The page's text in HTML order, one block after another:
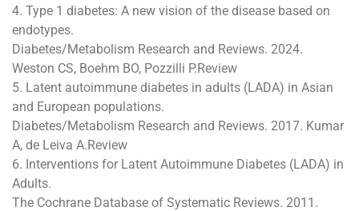
4. Type 1 diabetes: A new vision of the disease based on
endotypes.
Diabetes/Metabolism Research and Reviews. 2024.
Weston CS, Boehm BO, Pozzilli P.Review
5. Latent autoimmune diabetes in adults (LADA) in Asian
and European populations.
Diabetes/Metabolism Research and Reviews. 2017. Kumar
A, de Leiva A.Review
6. Interventions for Latent Autoimmune Diabetes (LADA) in
Adults.
The Cochrane Database of Systematic Reviews. 2011.